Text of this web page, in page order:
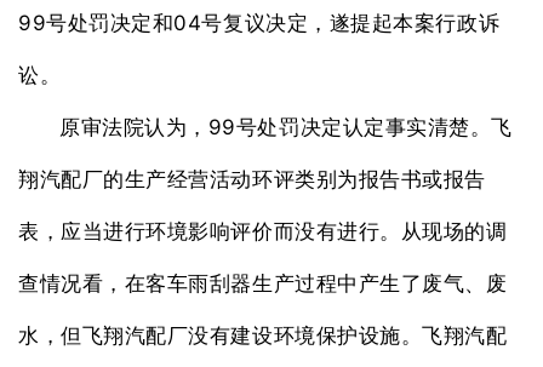
99号处罚决定和04号复议决定，遂提起本案行政诉
讼。
原审法院认为， 99号处罚决定认定事实清楚。飞
翔汽配厂的生产经营活动环评类别为报告书或报告
表，应当进行环境影响评价而没有进行。从现场的调
查情况看，在客车雨刮器生产过程中产生了废气、废
水，但飞翔汽配厂没有建设环境保护设施。飞翔汽配